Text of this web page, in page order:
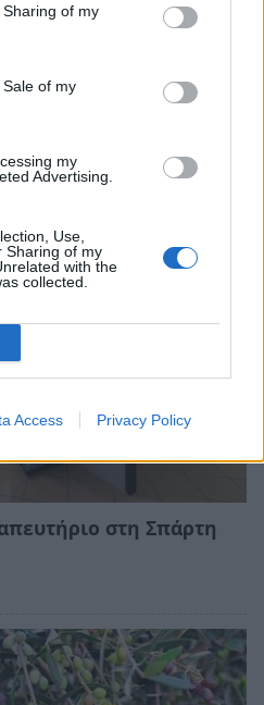
of my
of my
my
Advertising.
Use,
Sharing of my
with the
collected.
Access Privacy Policy
«Χρόνος -
στη Σπάρτη